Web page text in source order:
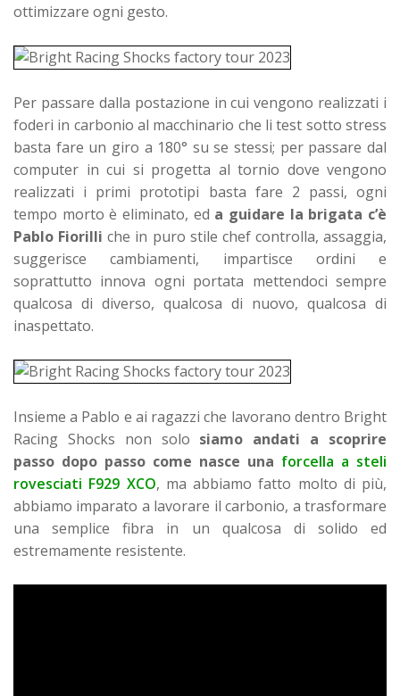
ottimizzare ogni gesto.
Per passare dalla postazione in cui vengono realizzati i
foderi in carbonio al macchinario che li test sotto stress
basta fare un giro a 180° su se stessi; per passare dal
computer in cui si progetta al tornio dove vengono
realizzati i primi prototipi basta fare 2 passi, ogni
tempo morto è eliminato, ed a guidare la brigata c’è
Pablo Fiorilli che in puro stile chef controlla, assaggia,
suggerisce cambiamenti, impartisce ordini e
soprattutto innova ogni portata mettendoci sempre
qualcosa di diverso, qualcosa di nuovo, qualcosa di
inaspettato.
Insieme a Pablo e ai ragazzi che lavorano dentro Bright
Racing Shocks non solo siamo andati a scoprire
passo dopo passo come nasce una forcella a steli
rovesciati F929 XCO, ma abbiamo fatto molto di più,
abbiamo imparato a lavorare il carbonio, a trasformare
una semplice fibra in un qualcosa di solido ed
estremamente resistente.